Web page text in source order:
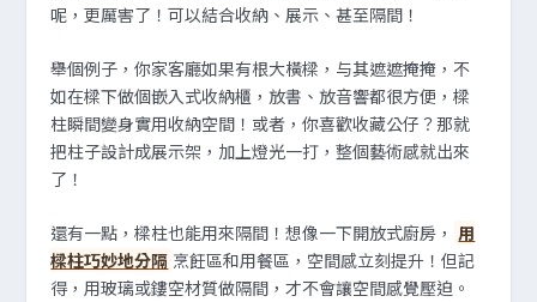
呢，更厲害了！可以結合收納、展示、甚至隔間！
舉個例子，你家客廳如果有根大橫樑，与其遮遮掩掩，不
如在樑下做個嵌入式收納櫃，放書、放音響都很方便，樑
柱瞬間變身實用收納空間！或者，你喜歡收藏公仔？那就
把柱子設計成展示架，加上燈光一打，整個藝術感就出來
了！
還有一點，樑柱也能用來隔間！想像一下開放式廚房， 用
樑柱巧妙地分隔 烹飪區和用餐區，空間感立刻提升！但記
得，用玻璃或鏤空材質做隔間，才不會讓空間感覺壓迫。